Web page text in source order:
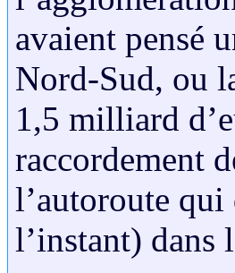
avaient pensé
Nord-Sud, ou
1,5 milliard
raccordement
l’autoroute
l’instant) dans